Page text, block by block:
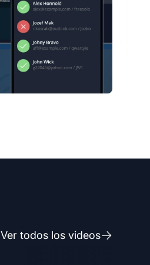
Ver todos los videos